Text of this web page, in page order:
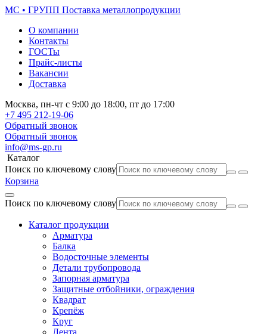
МС • ГРУПП Поставка металлопродукции
О компании
Контакты
ГОСТы
Прайс-листы
Вакансии
Доставка
Москва, пн-чт с 9:00 до 18:00, пт до 17:00
+7 495 212-19-06
Обратный звонок
Обратный звонок
info@ms-gp.ru
Каталог
Поиск по ключевому слову
Корзина
Поиск по ключевому слову
Каталог продукции
Арматура
Балка
Водосточные элементы
Детали трубопровода
Запорная арматура
Защитные отбойники, ограждения
Квадрат
Крепёж
Круг
Лента